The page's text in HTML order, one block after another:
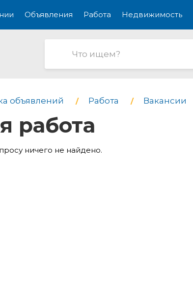
Объявления Работа Недвижимость
объявлений Работа Вакансии
работа
ничего не найдено.